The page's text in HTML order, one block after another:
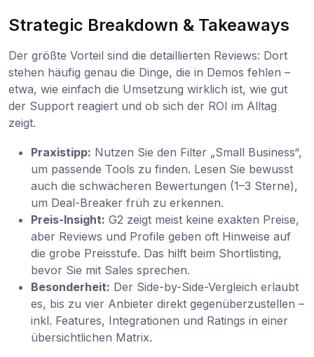
Strategic Breakdown & Takeaways
Der größte Vorteil sind die detaillierten Reviews: Dort
stehen häufig genau die Dinge, die in Demos fehlen –
etwa, wie einfach die Umsetzung wirklich ist, wie gut
der Support reagiert und ob sich der ROI im Alltag
zeigt.
Praxistipp: Nutzen Sie den Filter „Small Business“,
um passende Tools zu finden. Lesen Sie bewusst
auch die schwächeren Bewertungen (1–3 Sterne),
um Deal-Breaker früh zu erkennen.
Preis-Insight: G2 zeigt meist keine exakten Preise,
aber Reviews und Profile geben oft Hinweise auf
die grobe Preisstufe. Das hilft beim Shortlisting,
bevor Sie mit Sales sprechen.
Besonderheit: Der Side-by-Side-Vergleich erlaubt
es, bis zu vier Anbieter direkt gegenüberzustellen –
inkl. Features, Integrationen und Ratings in einer
übersichtlichen Matrix.